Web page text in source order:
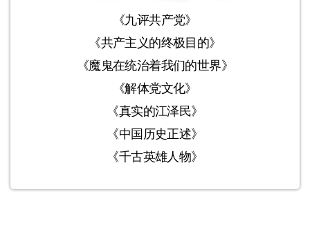
《九评共产党》
《共产主义的终极目的》
《魔鬼在统治着我们的世界》
《解体党文化》
《真实的江泽民》
《中国历史正述》
《千古英雄人物》